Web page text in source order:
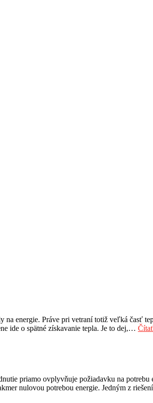
energie. Práve pri vetraní totiž veľká časť
ide o spätné získavanie tepla. Je to dej,…
priamo ovplyvňuje požiadavku na
nulovou potrebou energie. Jedným z